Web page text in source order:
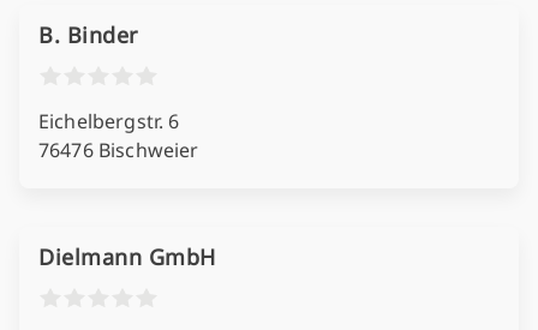
B. Binder
Eichelbergstr. 6
76476 Bischweier
Dielmann GmbH